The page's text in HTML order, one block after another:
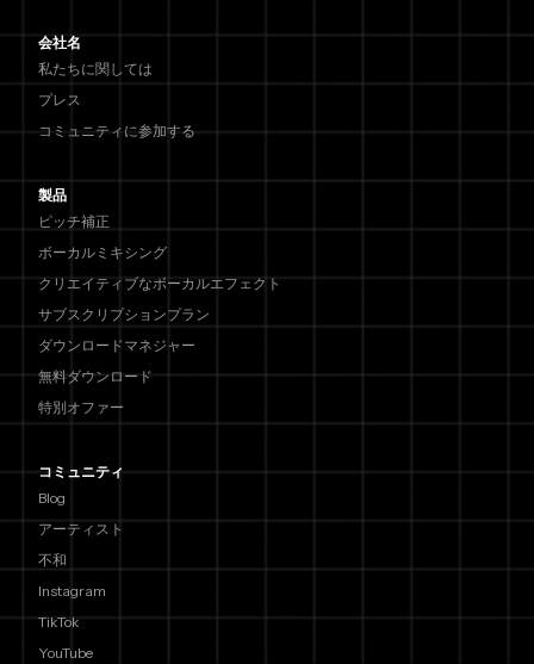
会社名
私たちに関しては
プレス
コミュニティに参加する
製品
ピッチ補正
ボーカルミキシング
クリエイティブなボーカルエフェクト
サブスクリプションプラン
ダウンロードマネジャー
無料ダウンロード
特別オファー
コミュニティ
Blog
アーティスト
不和
Instagram
TikTok
YouTube